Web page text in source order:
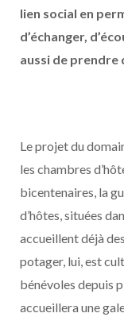
lien social en
d’échanger,
aussi de prendre
Le projet du
les chambres
bicentenaires, la
d’hôtes, situées
accueillent déjà
potager, lui, est
bénévoles depuis
accueillera une